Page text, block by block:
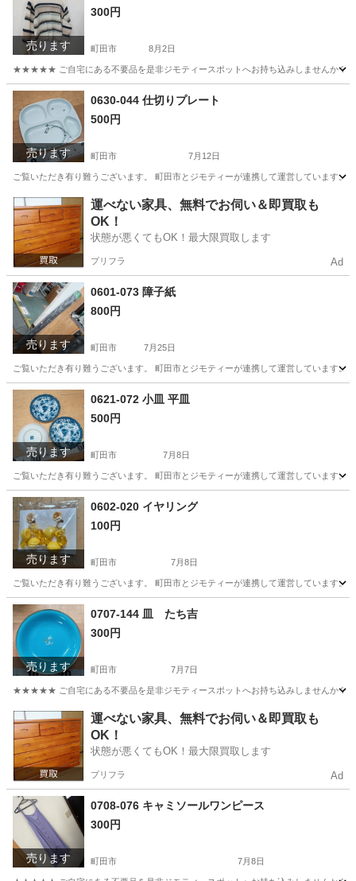
売ります
300円
町田市 8月2日
★★★★★ ご自宅にある不要品を是非ジモティースポットへお持ち込みしませんか？
東京 町田市 現地
売ります
0630-044 仕切りプレート
500円
町田市 7月12日
ご覧いただき有り難うございます。 町田市とジモティーが連携して運営していま
東京 町田市 食器 リユース
運べない家具、無料でお伺い＆即買取も
OK！
状態が悪くてもOK！最大限買取します
プリフラ Ad
売ります
0601-073 障子紙
800円
町田市 7月25日
ご覧いただき有り難うございます。 町田市とジモティーが連携して運営していま
東京 町田市 カーペット/マット/ラグ
売ります
0621-072 小皿 平皿
500円
町田市 7月8日
ご覧いただき有り難うございます。 町田市とジモティーが連携して運営していま
東京 町田市 リユース
売ります
0602-020 イヤリング
100円
町田市 7月8日
ご覧いただき有り難うございます。 町田市とジモティーが連携して運営していま
東京 町田市 アクセサリー リユース
売ります
0707-144 皿 たち吉
300円
町田市 7月7日
★★★★★ ご自宅にある不要品を是非ジモティースポットへお持ち込みしませんか？
東京 町田市 食器 たち吉
運べない家具、無料でお伺い＆即買取も
OK！
状態が悪くてもOK！最大限買取します
プリフラ Ad
売ります
0708-076 キャミソールワンピース
300円
町田市 7月8日